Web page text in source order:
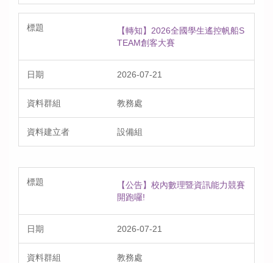
【轉知】2026全國學生遙控帆船S
TEAM創客大賽
2026-07-21
教務處
設備組
【公告】校內數理暨資訊能力競賽
開跑囉!
2026-07-21
教務處